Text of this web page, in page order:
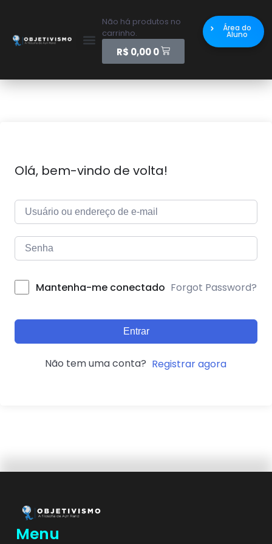
Não há produtos no
carrinho.
R$ 0,00 0
Área do
Aluno
Olá, bem-vindo de volta!
Mantenha-me conectado Forgot Password?
Entrar
Não tem uma conta? Registrar agora
Menu